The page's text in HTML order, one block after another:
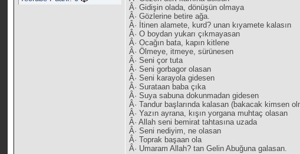
Â· Gidişin olada, dönüşün olmaya
Â· Gözlerine betire ağa.
Â· İtinen alamete, kurd? unan kıyamete kalasın
Â· O boydan yukarı çıkmayasan
Â· Ocağın bata, kapın kitlene
Â· Ölmeye, itmeye, sürünesen
Â· Seni çor tuta
Â· Seni gorbagor olasan
Â· Seni karayola gidesen
Â· Surataan baba çıka
Â· Suya sabuna dokunmadan gidesen
Â· Tandur başlarında kalasan (bakacak kimsen
Â· Yazın ayrana, kışın yorgana muhtaç olasan
Â· Allah seni bemirat tahtasına uzada
Â· Seni nediyim, ne olasan
Â· Toprak başaan ola
Â· Umaram Allah? tan Gelin Abuğuna galasan.